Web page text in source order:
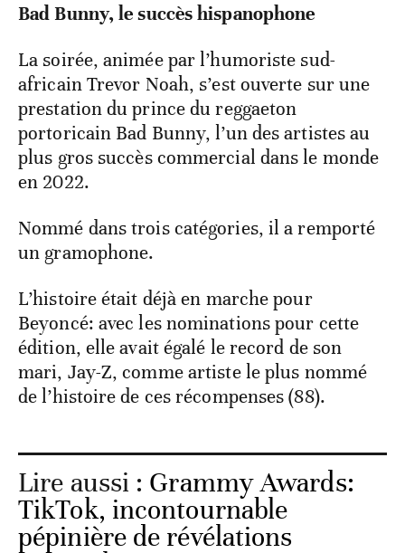
Bad Bunny, le succès hispanophone
La soirée, animée par l’humoriste sud-
africain Trevor Noah, s’est ouverte sur une
prestation du prince du reggaeton
portoricain Bad Bunny, l’un des artistes au
plus gros succès commercial dans le monde
en 2022.
Nommé dans trois catégories, il a remporté
un gramophone.
L’histoire était déjà en marche pour
Beyoncé: avec les nominations pour cette
édition, elle avait égalé le record de son
mari, Jay-Z, comme artiste le plus nommé
de l’histoire de ces récompenses (88).
Lire aussi : Grammy Awards:
TikTok, incontournable
pépinière de révélations